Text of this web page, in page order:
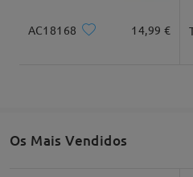
AC18168 14,99 €
Os Mais Vendidos